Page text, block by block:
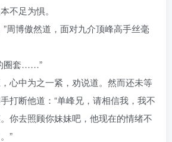
不足为惧。
周博傲然道，面对九介顶峰高手丝毫
圈套……”
心中为之一紧，劝说道。然而还未等
打断他道：“单峰兄，请相信我，我不
你去照顾你妹妹吧，他现在的情绪不
”